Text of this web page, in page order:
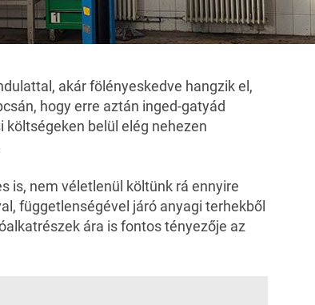
akár fölényeskedve hangzik el,
hogy erre aztán inged-gatyád
belül elég nehezen
is, nem véletlenül költünk rá ennyire
függetlenségével járó anyagi terhekből
ára is fontos tényezője az